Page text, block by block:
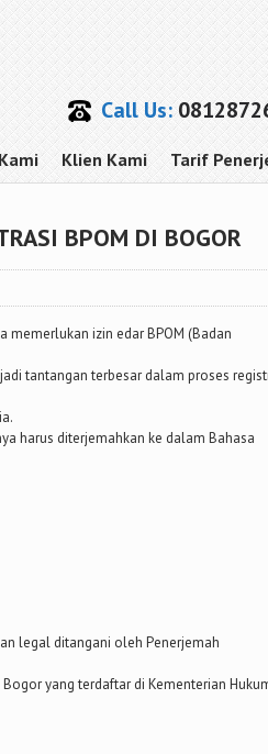
Call Us:
Klien Kami Tarif
BPOM DI BOGOR
memerlukan izin edar BPOM (Badan
tantangan terbesar dalam proses
harus diterjemahkan ke dalam Bahasa
legal ditangani oleh Penerjemah
yang terdaftar di Kementerian